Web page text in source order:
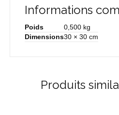
Informations
Poids
0,500 kg
Dimensions30 × 30 cm
Produits